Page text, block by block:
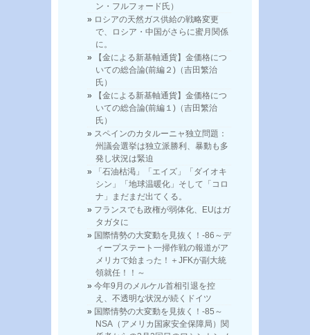
ン・フルフォード氏）
ロシアの天然ガス供給の戦略変更
で、ロシア・中国がさらに蜜月関係
に。
【金による新基軸通貨】金価格につ
いての総合論(前編２)（吉田繁治
氏）
【金による新基軸通貨】金価格につ
いての総合論(前編１)（吉田繁治
氏）
スペインのカタルーニャ独立問題：
州議会選挙は独立派勝利、暴動も多
発し状況は緊迫
「石油枯渇」「エイズ」「ダイオキ
シン」「地球温暖化」そして「コロ
ナ」まだまだ出てくる。
フランスでも政権が弱体化、EUはガ
タガタに
国際情勢の大変動を見抜く！-86～デ
ィープステート一掃作戦の報道がア
メリカで始まった！＋JFKが副大統
領就任！！～
今年9月のメルケル首相引退を控
え、不透明な状況が続くドイツ
国際情勢の大変動を見抜く！-85～
NSA（アメリカ国家安全保障局）関